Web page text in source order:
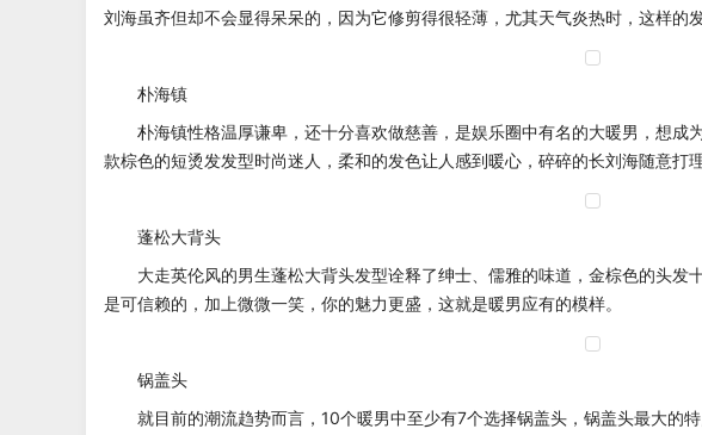
刘海虽齐但却不会显得呆呆的，因为它修剪得很轻薄，尤其天气炎热时，这样的
朴海镇
朴海镇性格温厚谦卑，还十分喜欢做慈善，是娱乐圈中有名的大暖男，想成
款棕色的短烫发发型时尚迷人，柔和的发色让人感到暖心，碎碎的长刘海随意打
蓬松大背头
大走英伦风的男生蓬松大背头发型诠释了绅士、儒雅的味道，金棕色的头发
是可信赖的，加上微微一笑，你的魅力更盛，这就是暖男应有的模样。
锅盖头
就目前的潮流趋势而言，10个暖男中至少有7个选择锅盖头，锅盖头最大的